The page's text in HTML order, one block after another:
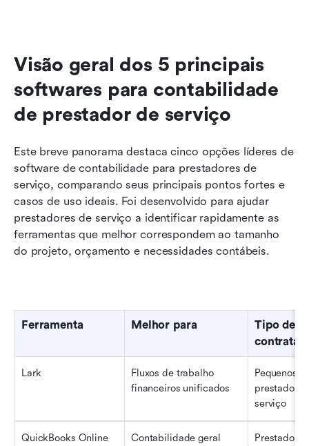
Visão geral dos 5 principais
softwares para contabilidade
de prestador de serviço
Este breve panorama destaca cinco opções líderes de
software de contabilidade para prestadores de
serviço, comparando seus principais pontos fortes e
casos de uso ideais. Foi desenvolvido para ajudar
prestadores de serviço a identificar rapidamente as
ferramentas que melhor correspondem ao tamanho
do projeto, orçamento e necessidades contábeis.
Ferramenta Melhor para
Tipo de
Lark
Fluxos de trabalho
financeiros unificados
Pequenos
serviço
QuickBooks Online Contabilidade geral